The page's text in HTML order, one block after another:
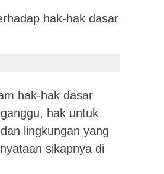
hak-hak dasar
hak-hak dasar
hak untuk
lingkungan yang
sikapnya di